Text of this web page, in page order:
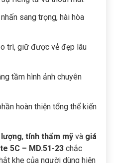
sang trọng, hài hòa
trì, giữ được vẻ đẹp lâu
tầm hình ảnh chuyên
hoàn thiện tổng thể kiến
, tính thẩm mỹ và giá
5C – MD.51-23 chắc
khe của người dùng hiện